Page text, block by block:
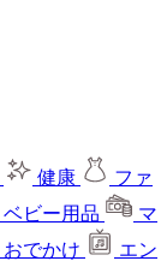
健康
ファ
ベビー用品
マ
おでかけ
エン